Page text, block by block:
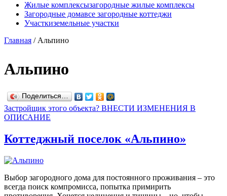
Жилые комплексызагородные жилые комплексы
Загородные домавсе загородные коттеджи
Участкиземельные участки
Главная /Альпино
Альпино
Поделиться…
Застройщик этого объекта? ВНЕСТИ ИЗМЕНЕНИЯ В
ОПИСАНИЕ
Коттеджный поселок «Альпино»
Выбор загородного дома для постоянного проживания – это
всегда поиск компромисса, попытка примирить